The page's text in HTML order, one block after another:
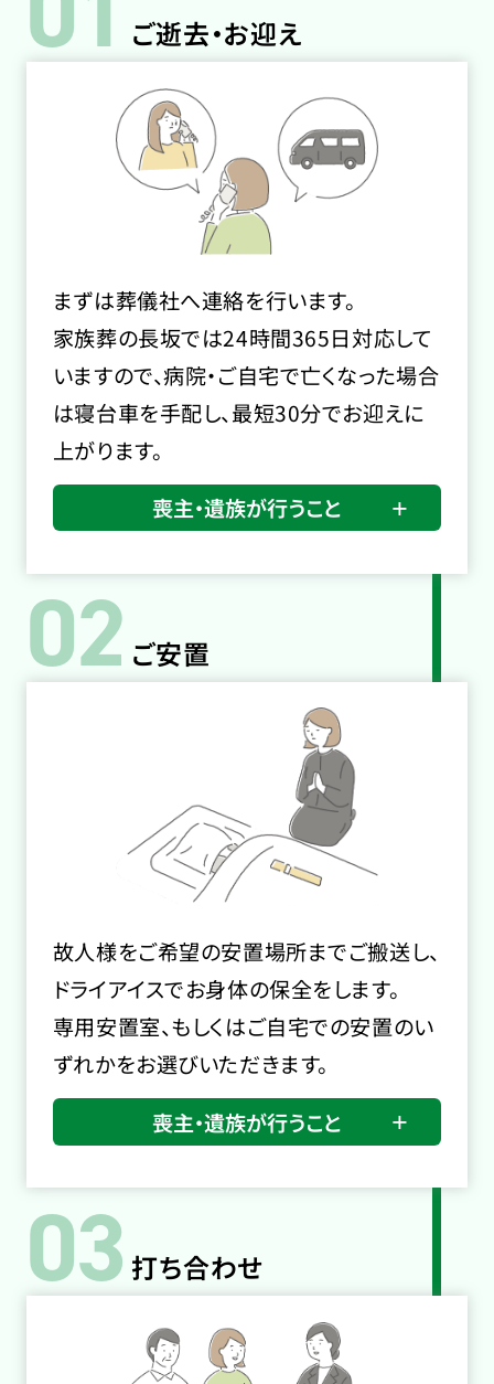
ご逝去・お迎え
まずは葬儀社へ連絡を行います。
家族葬の長坂では24時間365日対応して
いますので、病院・ご自宅で亡くなった場合
は寝台車を手配し、最短30分でお迎えに
上がります。
喪主・遺族が行うこと
02 ご安置
故人様をご希望の安置場所までご搬送し、
ドライアイスでお身体の保全をします。
専用安置室、もしくはご自宅での安置のい
ずれかをお選びいただきます。
喪主・遺族が行うこと
03 打ち合わせ